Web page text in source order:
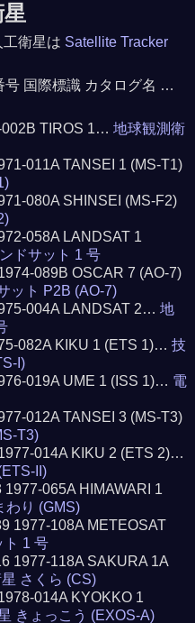
衛星は Satellite Tracker
号 国際標識 カタログ名 …
002B TIROS 1…地球観測衛
011A TANSEI 1 (MS-T1)
080A SHINSEI (MS-F2)
058A LANDSAT 1
ドサット 1 号
089B OSCAR 7 (AO-7)
ット P2B (AO-7)
004A LANDSAT 2…地
082A KIKU 1 (ETS 1)…技
I)
019A UME 1 (ISS 1)… 電
012A TANSEI 3 (MS-T3)
T3)
014A KIKU 2 (ETS 2)…
II)
065A HIMAWARI 1
わり (GMS)
1977-108A METEOSAT
ト 1 号
1977-118A SAKURA 1A
さくら (CS)
014A KYOKKO 1
きょっこう (EXOS-A)